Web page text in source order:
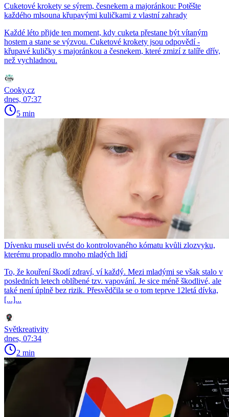
Cuketové krokety se sýrem, česnekem a majoránkou: Potěšte
každého mlsouna křupavými kuličkami z vlastní zahrady
Každé léto přijde ten moment, kdy cuketa přestane být vítaným
hostem a stane se výzvou. Cuketové krokety jsou odpovědí -
křupavé kuličky s majoránkou a česnekem, které zmizí z talíře dřív,
než vychladnou.
Cooky.cz
dnes, 07:37
5 min
Dívenku museli uvést do kontrolovaného kómatu kvůli zlozvyku,
kterému propadlo mnoho mladých lidí
To, že kouření škodí zdraví, ví každý. Mezi mladými se však stalo v
posledních letech oblíbené tzv. vapování. Je sice méně škodlivé, ale
také není úplně bez rizik. Přesvědčila se o tom teprve 12letá dívka,
[...]...
Světkreativity
dnes, 07:34
2 min